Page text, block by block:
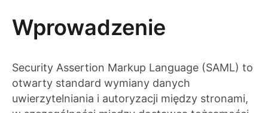
Wprowadzenie
Security Assertion Markup Language (SAML) to
otwarty standard wymiany danych
uwierzytelniania i autoryzacji między stronami,